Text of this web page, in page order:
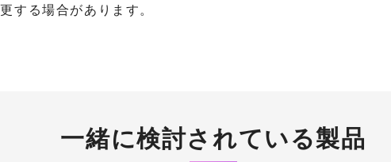
する場合があります。
一緒に検討されている製品